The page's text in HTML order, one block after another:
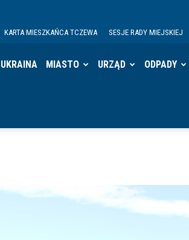
KARTA MIESZKAŃCA TCZEWA SESJE RADY MIEJSKIEJ
UKRAINA MIASTO URZĄD ODPADY